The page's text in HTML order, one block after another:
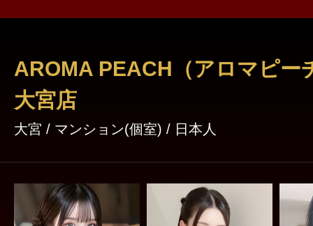
AROMA PEACH（アロマピー
大宮店
大宮 / マンション(個室) / 日本人